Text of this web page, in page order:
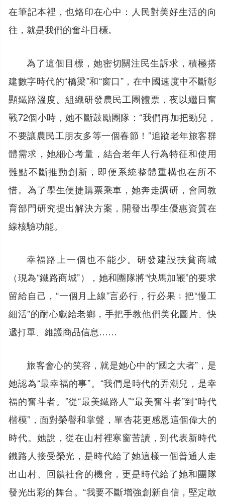
在筆記本裡，也烙印在心中：人民對美好生活的向
往，就是我們的奮斗目標。
為了這個目標，她密切關注民生訴求，積極搭
建數字時代的“橋梁”和“窗口”，在中國速度中不斷彰
顯鐵路溫度。組織研發農民工團體票，夜以繼日奮
戰72個小時，她不斷鼓勵團隊：“我們再加把勁兒，
不要讓農民工朋友多等一個春節！”追蹤老年旅客群
體需求，她細心考量，結合老年人行為特征和使用
難點不斷推動創新，即便系統整體重構也在所不
惜。為了學生便捷購票乘車，她奔走調研，會同教
育部門研究提出解決方案，開發出學生優惠資質在
線核驗功能。
幸福路上一個也不能少。研發建設扶貧商城
（現為“鐵路商城”），她和團隊將“快馬加鞭”的要求
留給自己，“一個月上線”言必行，行必果﹔把“慢工
細活”的耐心獻給老鄉，手把手教他們美化圖片、快
遞打單、維護商品信息……
旅客會心的笑容，就是她心中的“國之大者”，是
她認為“最幸福的事”。“我們是時代的弄潮兒，是幸
福的奮斗者。”從“最美鐵路人”“最美奮斗者”到“時代
楷模”，面對榮譽和掌聲，單杏花更感恩這個偉大的
時代。她說，從在山村裡寒窗苦讀，到代表新時代
鐵路人接受榮光，是時代給了她這樣一個普通人走
出山村、回饋社會的機會，更是時代給了她和團隊
發光出彩的舞台。“我要不斷增強創新自信，堅定敢